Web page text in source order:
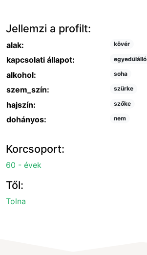
Jellemzi a profilt:
alak: kövér
kapcsolati állapot: egyedülálló
alkohol: soha
szem_szín: szürke
hajszín: szőke
dohányos: nem
Korcsoport:
60 - évek
Től:
Tolna